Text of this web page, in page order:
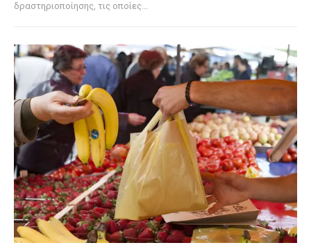
δραστηριοποίησης, τις οποίες...